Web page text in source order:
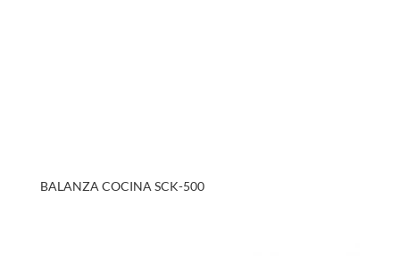
BALANZA COCINA SCK-500